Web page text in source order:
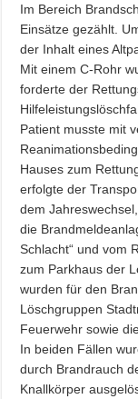
Im Bereich
Einsätze gezählt.
der Inhalt eines
Mit einem C-Rohr
forderte der
Patient musste mit
Hauses zum
erfolgte der
dem
die
Schlacht“ und vom
zum Parkhaus der
wurden für den
Löschgruppen
Feuerwehr sowie
In beiden Fällen
durch Brandrauch
Knallkörper